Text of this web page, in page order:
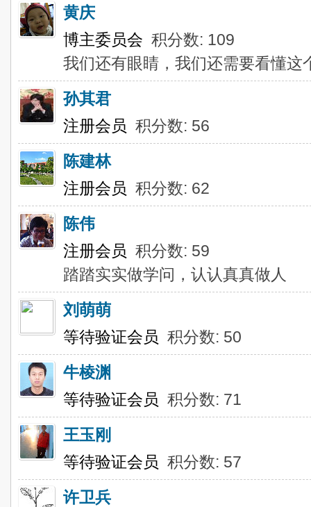
黄庆
博主委员会 积分数: 109
我们还有眼睛，我们还需要看懂这
孙其君
注册会员 积分数: 56
陈建林
注册会员 积分数: 62
陈伟
注册会员 积分数: 59
踏踏实实做学问，认认真真做人
刘萌萌
等待验证会员 积分数: 50
牛棱渊
等待验证会员 积分数: 71
王玉刚
等待验证会员 积分数: 57
许卫兵